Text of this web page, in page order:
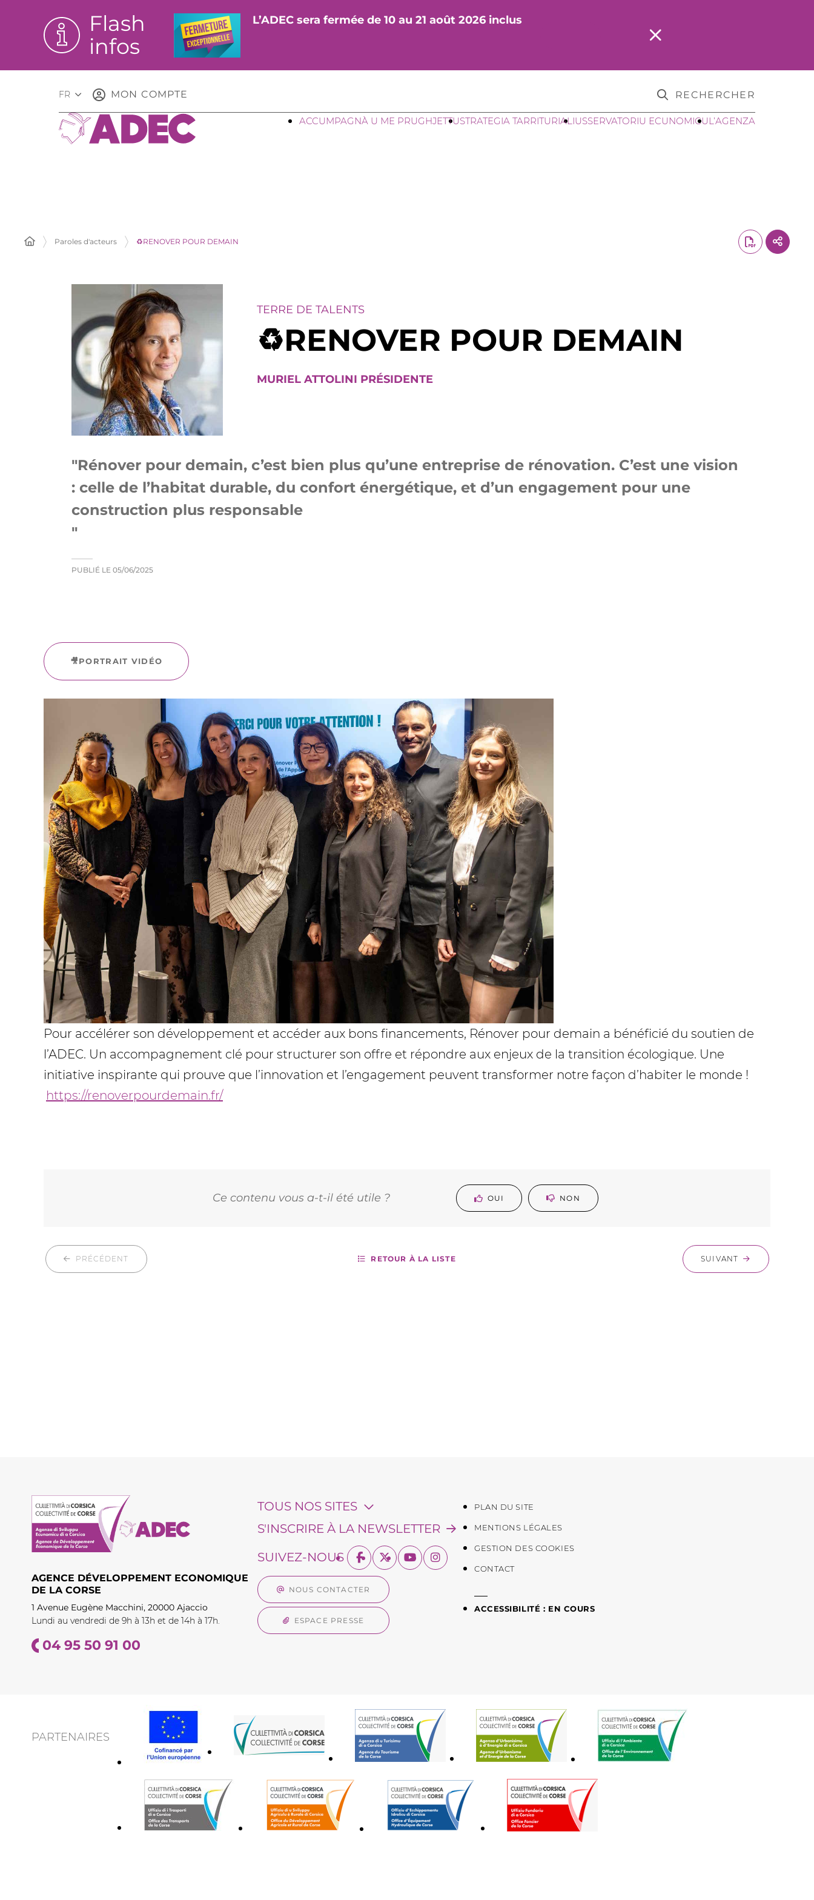
Flash
infos
L’ADEC sera fermée de 10 au 21 août 2026 inclus
FR MON COMPTE RECHERCHER
ACCUMPAGNÀ U ME PRUGHJETTUSTRATEGIA TARRITURIALIUSSERVATORIU ECUNOMICUL’AGENZA
Paroles d'acteurs ♻️RENOVER POUR DEMAIN
TERRE DE TALENTS
♻️RENOVER POUR DEMAIN
MURIEL ATTOLINI PRÉSIDENTE
Rénover pour demain, c’est bien plus qu’une entreprise de rénovation. C’est une vision
: celle de l’habitat durable, du confort énergétique, et d’un engagement pour une
construction plus responsable
PUBLIÉ LE 05/06/2025
🎥PORTRAIT VIDÉO
Pour accélérer son développement et accéder aux bons financements, Rénover pour demain a bénéficié du soutien de
l’ADEC. Un accompagnement clé pour structurer son offre et répondre aux enjeux de la transition écologique. Une
initiative inspirante qui prouve que l’innovation et l’engagement peuvent transformer notre façon d’habiter le monde !
https://renoverpourdemain.fr/
Ce contenu vous a-t-il été utile ? OUI NON
PRÉCÉDENT RETOUR À LA LISTE SUIVANT
AGENCE DÉVELOPPEMENT ECONOMIQUE
DE LA CORSE
1 Avenue Eugène Macchini, 20000 Ajaccio
Lundi au vendredi de 9h à 13h et de 14h à 17h.
04 95 50 91 00
TOUS NOS SITES
S'INSCRIRE À LA NEWSLETTER
SUIVEZ-NOUS
NOUS CONTACTER
ESPACE PRESSE
PLAN DU SITE
MENTIONS LÉGALES
GESTION DES COOKIES
CONTACT
ACCESSIBILITÉ : EN COURS
PARTENAIRES